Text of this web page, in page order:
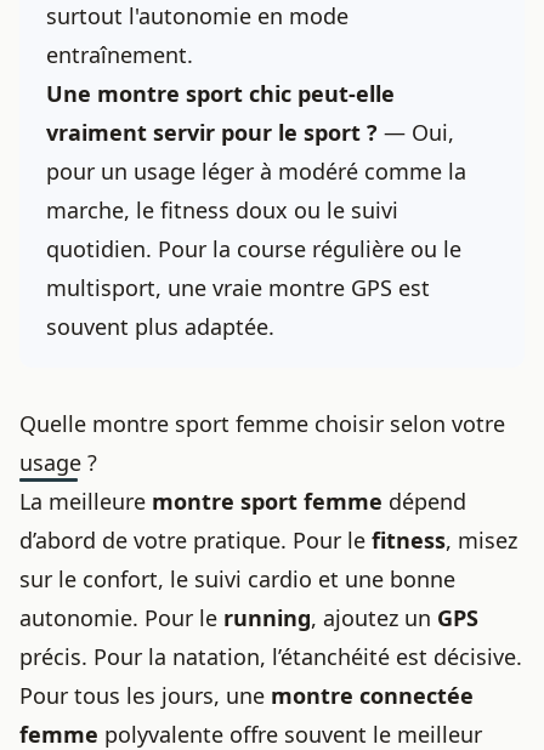
surtout l'autonomie en mode
entraînement.
Une montre sport chic peut-elle
vraiment servir pour le sport ? — Oui,
pour un usage léger à modéré comme la
marche, le fitness doux ou le suivi
quotidien. Pour la course régulière ou le
multisport, une vraie montre GPS est
souvent plus adaptée.
Quelle montre sport femme choisir selon votre
usage ?
La meilleure montre sport femme dépend
d’abord de votre pratique. Pour le fitness, misez
sur le confort, le suivi cardio et une bonne
autonomie. Pour le running, ajoutez un GPS
précis. Pour la natation, l’étanchéité est décisive.
Pour tous les jours, une montre connectée
femme polyvalente offre souvent le meilleur